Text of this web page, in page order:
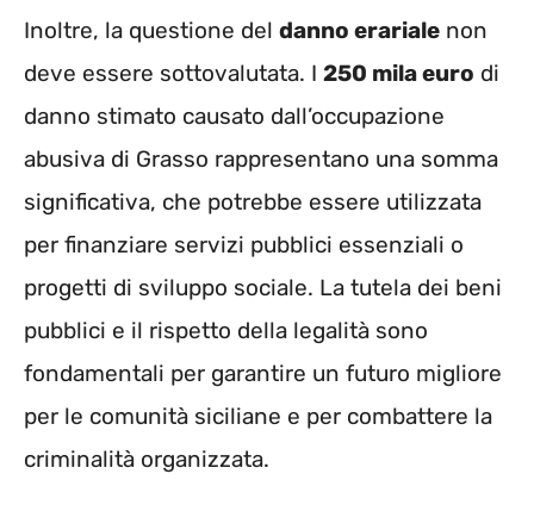
Inoltre, la questione del danno erariale non
deve essere sottovalutata. I 250 mila euro di
danno stimato causato dall’occupazione
abusiva di Grasso rappresentano una somma
significativa, che potrebbe essere utilizzata
per finanziare servizi pubblici essenziali o
progetti di sviluppo sociale. La tutela dei beni
pubblici e il rispetto della legalità sono
fondamentali per garantire un futuro migliore
per le comunità siciliane e per combattere la
criminalità organizzata.